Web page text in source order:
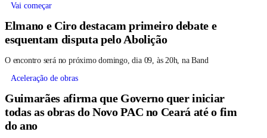
Vai começar
Elmano e Ciro destacam primeiro debate e
esquentam disputa pelo Abolição
O encontro será no próximo domingo, dia 09, às 20h, na Band
Aceleração de obras
Guimarães afirma que Governo quer iniciar
todas as obras do Novo PAC no Ceará até o fim
do ano